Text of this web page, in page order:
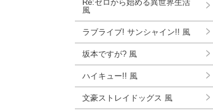
Re:ゼロから始める異世界生活
風
ラブライブ! サンシャイン!! 風
坂本ですが? 風
ハイキュー!! 風
文豪ストレイドッグス 風